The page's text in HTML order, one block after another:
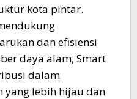
kota pintar.
dan efisiensi
daya alam, Smart
dalam
yang lebih hijau dan